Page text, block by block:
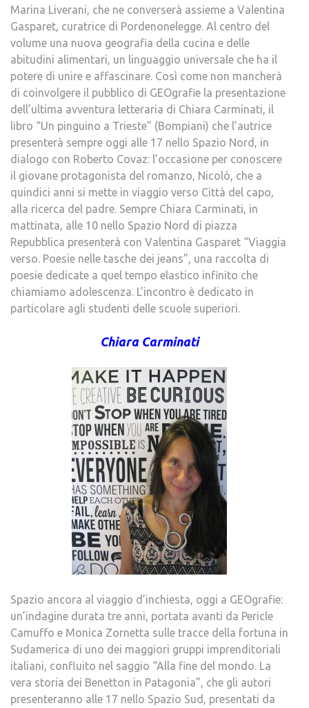
Marina Liverani, che ne converserà assieme a Valentina
Gasparet, curatrice di Pordenonelegge. Al centro del
volume una nuova geografia della cucina e delle
abitudini alimentari, un linguaggio universale che ha il
potere di unire e affascinare. Così come non mancherà
di coinvolgere il pubblico di GEOgrafie la presentazione
dell’ultima avventura letteraria di Chiara Carminati, il
libro “Un pinguino a Trieste” (Bompiani) che l’autrice
presenterà sempre oggi alle 17 nello Spazio Nord, in
dialogo con Roberto Covaz: l’occasione per conoscere
il giovane protagonista del romanzo, Nicolò, che a
quindici anni si mette in viaggio verso Città del capo,
alla ricerca del padre. Sempre Chiara Carminati, in
mattinata, alle 10 nello Spazio Nord di piazza
Repubblica presenterà con Valentina Gasparet “Viaggia
verso. Poesie nelle tasche dei jeans”, una raccolta di
poesie dedicate a quel tempo elastico infinito che
chiamiamo adolescenza. L’incontro è dedicato in
particolare agli studenti delle scuole superiori.
Chiara Carminati
Spazio ancora al viaggio d’inchiesta, oggi a GEOgrafie:
un’indagine durata tre anni, portata avanti da Pericle
Camuffo e Monica Zornetta sulle tracce della fortuna in
Sudamerica di uno dei maggiori gruppi imprenditoriali
italiani, confluito nel saggio “Alla fine del mondo. La
vera storia dei Benetton in Patagonia”, che gli autori
presenteranno alle 17 nello Spazio Sud, presentati da